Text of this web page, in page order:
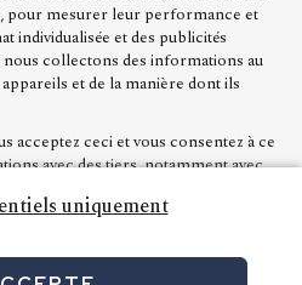
pour mesurer leur performance et
individualisée et des publicités
collectons des informations au
et de la manière dont ils
acceptez ceci et vous consentez à ce
avec des tiers, notamment avec
les cookies indispensables et vous
uniquement